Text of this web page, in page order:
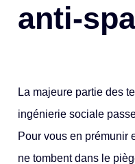
anti-
La majeure partie des
ingénierie sociale
Pour vous en prémunir
ne tombent dans le